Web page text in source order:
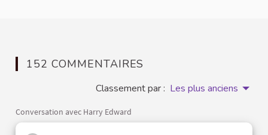
152 COMMENTAIRES
Classement par : Les plus anciens
Conversation avec Harry Edward